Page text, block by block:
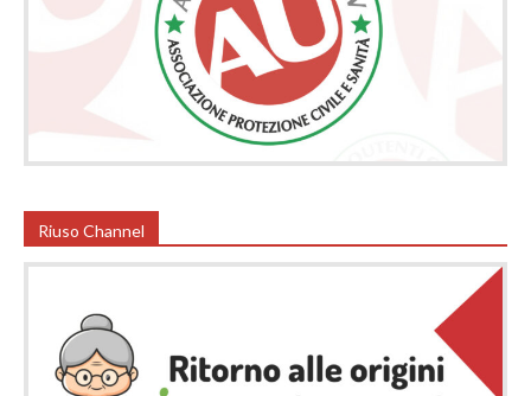
Riuso Channel